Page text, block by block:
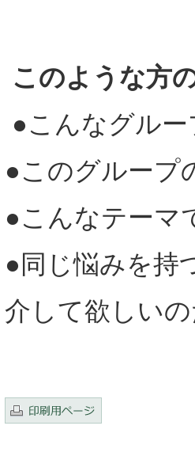
このような方
●こんなグル
●このグルー
●こんなテーマ
●同じ悩みを持
介して欲しい